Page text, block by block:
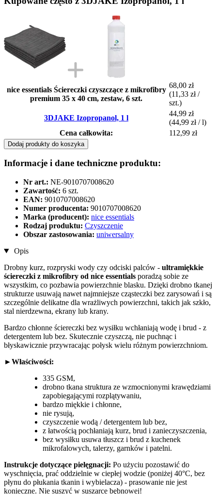
nice essentials Ściereczki czyszczące z mikrofibry
premium 35 x 40 cm, zestaw, 6 szt.
68,00 zł
(11,33 zł /
szt.)
3DJAKE Izopropanol, 1 l
44,99 zł
(44,99 zł / l)
Cena całkowita:
112,99 zł
Dodaj produkty do koszyka
Informacje i dane techniczne produktu:
Nr art.: NE-9010707008620
Zawartość: 6 szt.
EAN: 9010707008620
Numer producenta: 9010707008620
Marka (producent): nice essentials
Rodzaj produktu: Czyszczenie
Obszar zastosowania: uniwersalny
Opis
Drobny kurz, rozpryski wody czy odciski palców - ultramiękkie
ściereczki z mikrofibry od nice essentials poradzą sobie ze
wszystkim, co pozbawia powierzchnie blasku. Dzięki drobno tkanej
strukturze usuwają nawet najmniejsze cząsteczki bez zarysowań i są
szczególnie delikatne dla wrażliwych powierzchni, takich jak szkło,
stal nierdzewna, ekrany lub krany.
Bardzo chłonne ściereczki bez wysiłku wchłaniają wodę i brud - z
detergentem lub bez. Skutecznie czyszczą, nie puchnąc i
błyskawicznie przywracając połysk wielu różnym powierzchniom.
►Właściwości:
335 GSM,
drobno tkana struktura ze wzmocnionymi krawędziami
zapobiegającymi rozplątywaniu,
bardzo miękkie i chłonne,
nie rysują,
czyszczenie wodą / detergentem lub bez,
z łatwością pochłaniają kurz, brud i zanieczyszczenia,
bez wysiłku usuwa tłuszcz i brud z kuchenek
mikrofalowych, talerzy, garnków i patelni.
Instrukcje dotyczące pielęgnacji: Po użyciu pozostawić do
wyschnięcia, prać oddzielnie w ciepłej wodzie (poniżej 40°C, bez
płynu do płukania tkanin i wybielacza) - prasowanie nie jest
konieczne. Nie suszyć w suszarce bębnowej!